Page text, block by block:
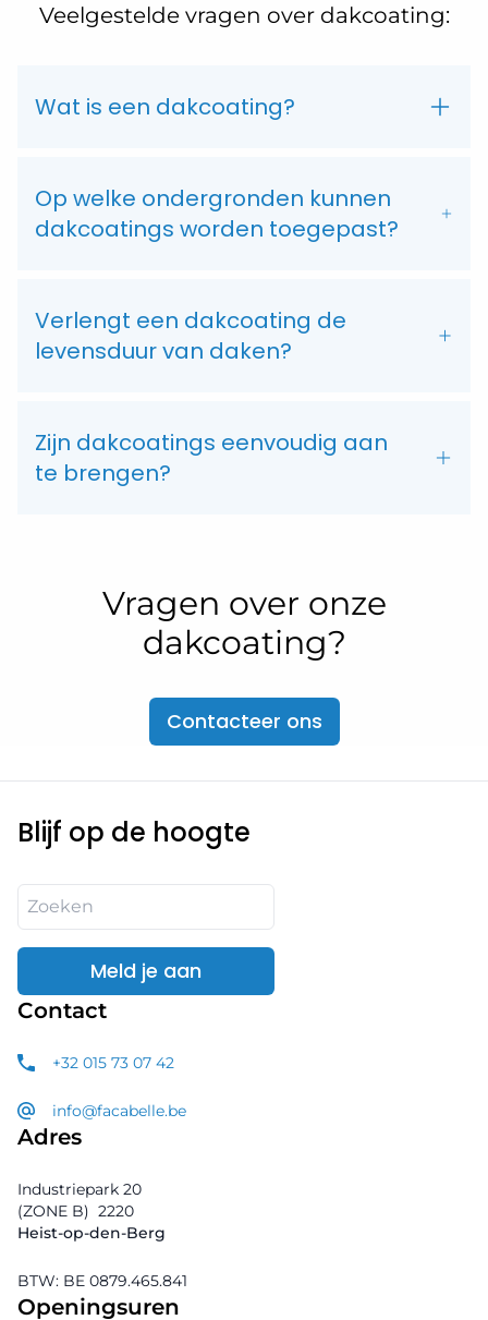
Veelgestelde vragen over dakcoating:
Wat is een dakcoating?
Op welke ondergronden kunnen
dakcoatings worden toegepast?
Verlengt een dakcoating de
levensduur van daken?
Zijn dakcoatings eenvoudig aan
te brengen?
Vragen over onze
dakcoating?
Contacteer ons
Blijf op de hoogte
Meld je aan
Contact
+32 015 73 07 42
info@facabelle.be
Adres
Industriepark 20
(ZONE B) 2220
Heist-op-den-Berg
BTW: BE 0879.465.841
Openingsuren